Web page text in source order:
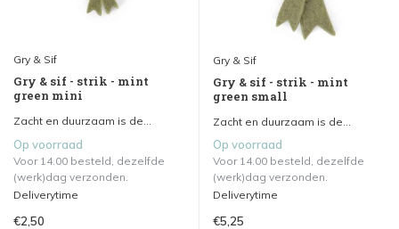
Gry & Sif
Gry & sif - strik - mint
green mini
Zacht en duurzaam is de...
Op voorraad
Voor 14.00 besteld, dezelfde
(werk)dag verzonden.
Deliverytime
€2,50
Gry & Sif
Gry & sif - strik - mint
green small
Zacht en duurzaam is de...
Op voorraad
Voor 14.00 besteld, dezelfde
(werk)dag verzonden.
Deliverytime
€5,25